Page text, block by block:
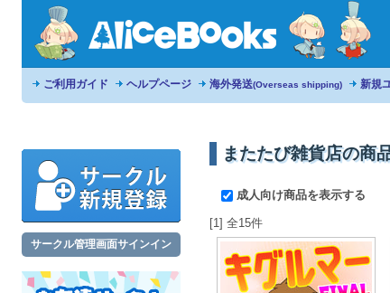
ご利用ガイド ヘルプページ 海外発送(Overseas shipping) 新規
サークル管理画面サインイン
またたび雑貨店の商
成人向け商品を表示する
[1] 全15件